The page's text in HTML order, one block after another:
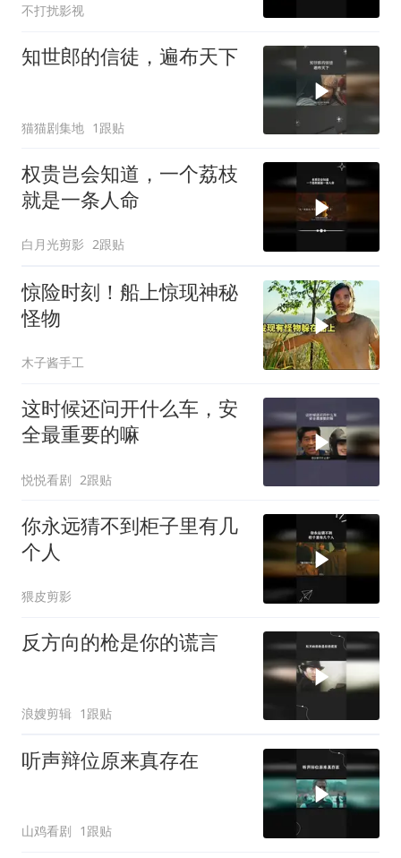
不打扰影视
知世郎的信徒，遍布天下
猫猫剧集地 1跟贴
权贵岂会知道，一个荔枝
就是一条人命
白月光剪影 2跟贴
惊险时刻！船上惊现神秘
怪物
木子酱手工
这时候还问开什么车，安
全最重要的嘛
悦悦看剧 2跟贴
你永远猜不到柜子里有几
个人
猥皮剪影
反方向的枪是你的谎言
浪嫂剪辑 1跟贴
听声辩位原来真存在
山鸡看剧 1跟贴